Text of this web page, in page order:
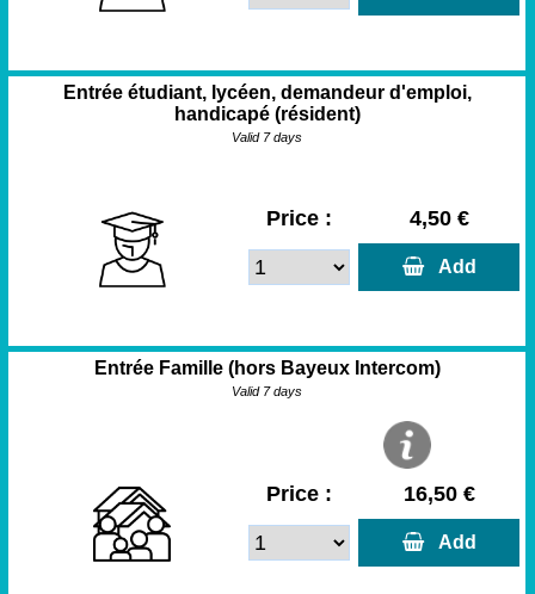
Entrée étudiant, lycéen, demandeur d'emploi,
handicapé (résident)
Valid 7 days
Price : 4,50 €
Add
Entrée Famille (hors Bayeux Intercom)
Valid 7 days
Price : 16,50 €
Add